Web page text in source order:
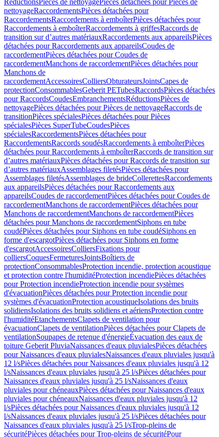
RéductionsPièces de nettoyagePièces détachées pour Pièces de
nettoyageRaccordementsPièces détachées pour
RaccordementsRaccordements à emboîterPièces détachées pour
Raccordements à emboîterRaccordements à griffesRaccords de
transition sur d’autres matériauxRaccordements aux appareilsPièces
détachées pour Raccordements aux appareilsCoudes de
raccordementPièces détachées pour Coudes de
raccordementManchons de raccordementPièces détachées pour
Manchons de
raccordementAccessoiresColliersObturateursJointsCapes de
protectionConsommablesGeberit PETubesRaccordsPièces détachées
pour RaccordsCoudesEmbranchementsRéductionsPièces de
nettoyagePièces détachées pour Pièces de nettoyageRaccords de
transitionPièces spécialesPièces détachées pour Pièces
spécialesPièces SuperTubeCoudesPièces
spécialesRaccordementsPièces détachées pour
RaccordementsRaccords soudésRaccordements à emboîterPièces
détachées pour Raccordements à emboîterRaccords de transition sur
d’autres matériauxPièces détachées pour Raccords de transition sur
d’autres matériauxAssemblages filetésPièces détachées pour
Assemblages filetésAssemblages de brideCollerettesRaccordements
aux appareilsPièces détachées pour Raccordements aux
appareilsCoudes de raccordementPièces détachées pour Coudes de
raccordementManchons de raccordementPièces détachées pour
Manchons de raccordementManchons de raccordementPièces
détachées pour Manchons de raccordementSiphons en tube
coudéPièces détachées pour Siphons en tube coudéSiphons en
forme d'escargotPièces détachées pour Siphons en forme
d'escargotAccessoiresColliersFixations pour
colliersCoquesFermeturesJointsBoîtiers de
protectionConsommablesProtection incendie, protection acoustique
et protection contre l'humiditéProtection incendiePièces détachées
pour Protection incendieProtection incendie pour systèmes
d'évacuationPièces détachées pour Protection incendie pour
systèmes d'évacuationProtection acoustiqueIsolations des bruits
solidiensIsolations des bruits solidiens et aériensProtection contre
l'humiditéEtanchementsClapets de ventilation pour
évacuationClapets de ventilationPièces détachées pour Clapets de
ventilationSoupapes de retenue d'énergieÉvacuation des eaux de
toiture Geberit PluviaNaissances d'eaux pluvialesPièces détachées
pour Naissances d'eaux pluvialesNaissances d'eaux pluviales jusqu'à
12 l/sPièces détachées pour Naissances d'eaux pluviales jusqu'à 12
l/sNaissances d'eaux pluviales jusqu'à 25 l/sPièces détachées pour
Naissances d'eaux pluviales jusqu'à 25 l/sNaissances d'eaux
pluviales pour chéneauxPièces détachées pour Naissances d'eaux
pluviales pour chéneauxNaissances d'eaux pluviales jusqu'à 12
l/sPièces détachées pour Naissances d'eaux pluviales jusqu'à 12
l/sNaissances d'eaux pluviales jusqu'à 25 l/sPièces détachées pour
Naissances d'eaux pluviales jusqu'à 25 l/sTrop-pleins de
sécuritéPièces détachées pour Trop-pleins de sécuritéPour